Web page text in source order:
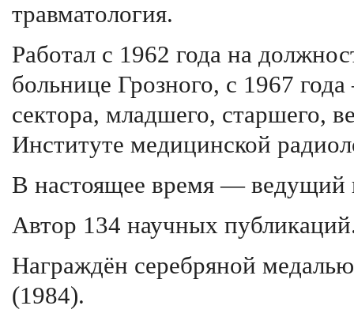
травматология.
Работал с 1962 года на
больнице Грозного, с 1967
сектора, младшего, старшего,
Институте медицинской
В настоящее время — ведущий
Автор 134 научных
Награждён серебряной
(1984).